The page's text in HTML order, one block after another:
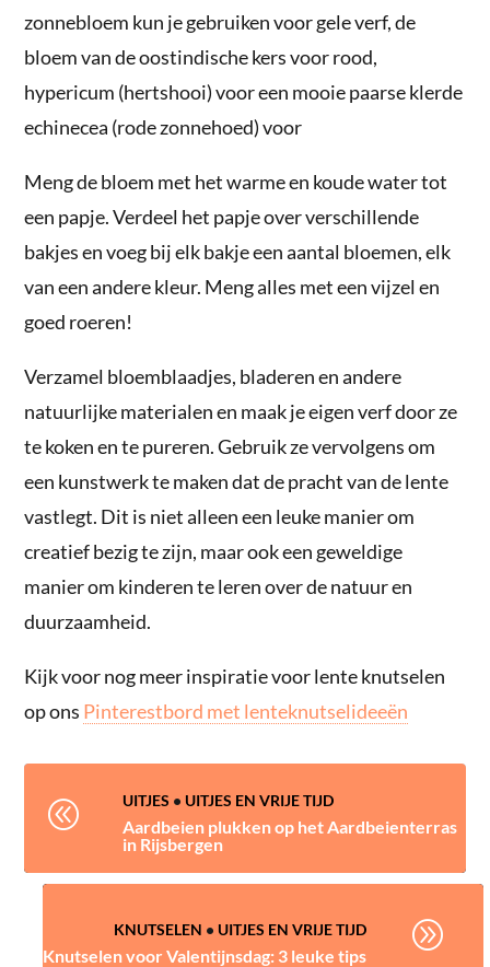
zonnebloem kun je gebruiken voor gele verf, de
bloem van de oostindische kers voor rood,
hypericum (hertshooi) voor een mooie paarse klerde
echinecea (rode zonnehoed) voor
Meng de bloem met het warme en koude water tot
een papje. Verdeel het papje over verschillende
bakjes en voeg bij elk bakje een aantal bloemen, elk
van een andere kleur. Meng alles met een vijzel en
goed roeren!
Verzamel bloemblaadjes, bladeren en andere
natuurlijke materialen en maak je eigen verf door ze
te koken en te pureren. Gebruik ze vervolgens om
een kunstwerk te maken dat de pracht van de lente
vastlegt. Dit is niet alleen een leuke manier om
creatief bezig te zijn, maar ook een geweldige
manier om kinderen te leren over de natuur en
duurzaamheid.
Kijk voor nog meer inspiratie voor lente knutselen
op ons Pinterestbord met lenteknutselideeën
@ UITJES •UITJES EN VRIJE TIJD
Aardbeien plukken op het Aardbeienterras
in Rijsbergen
KNUTSELEN • UITJES EN VRIJE TIJD
Knutselen voor Valentijnsdag: 3 leuke tips
A